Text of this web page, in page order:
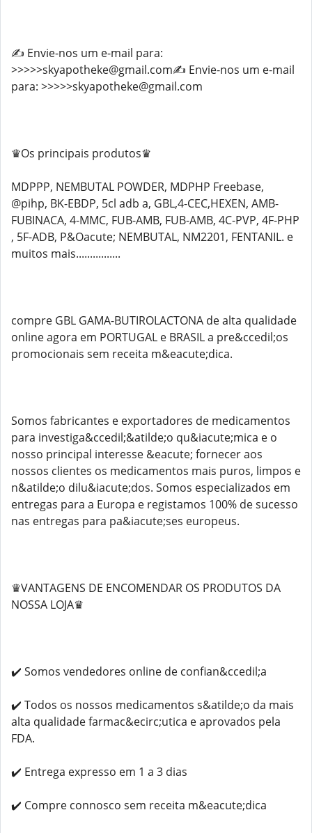
✍️ Envie-nos um e-mail para:
>>>>>skyapotheke@gmail.com✍️ Envie-nos um e-mail
para: >>>>>skyapotheke@gmail.com
♛Os principais produtos♛
MDPPP, NEMBUTAL POWDER, MDPHP Freebase,
@pihp, BK-EBDP, 5cl adb a, GBL,4-CEC,HEXEN, AMB-
FUBINACA, 4-MMC, FUB-AMB, FUB-AMB, 4C-PVP, 4F-PHP
, 5F-ADB, P&Oacute; NEMBUTAL, NM2201, FENTANIL. e
muitos mais................
compre GBL GAMA-BUTIROLACTONA de alta qualidade
online agora em PORTUGAL e BRASIL a pre&ccedil;os
promocionais sem receita m&eacute;dica.
Somos fabricantes e exportadores de medicamentos
para investiga&ccedil;&atilde;o qu&iacute;mica e o
nosso principal interesse &eacute; fornecer aos
nossos clientes os medicamentos mais puros, limpos e
n&atilde;o dilu&iacute;dos. Somos especializados em
entregas para a Europa e registamos 100% de sucesso
nas entregas para pa&iacute;ses europeus.
♛VANTAGENS DE ENCOMENDAR OS PRODUTOS DA
NOSSA LOJA♛
✔️ Somos vendedores online de confian&ccedil;a
✔️ Todos os nossos medicamentos s&atilde;o da mais
alta qualidade farmac&ecirc;utica e aprovados pela
FDA.
✔️ Entrega expresso em 1 a 3 dias
✔️ Compre connosco sem receita m&eacute;dica